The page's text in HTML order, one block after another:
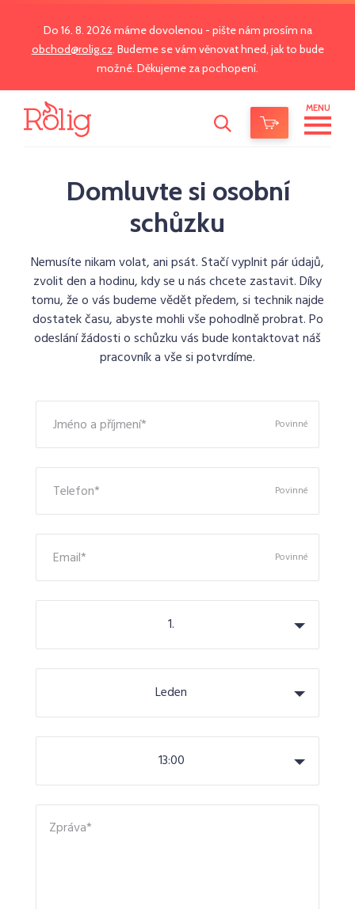
Do 16. 8. 2026 máme dovolenou - pište nám prosím na
obchod@rolig.cz. Budeme se vám věnovat hned, jak to bude
možné. Děkujeme za pochopení.
MENU
Domluvte si osobní
schůzku
Nemusíte nikam volat, ani psát. Stačí vyplnit pár údajů,
zvolit den a hodinu, kdy se u nás chcete zastavit. Díky
tomu, že o vás budeme vědět předem, si technik najde
dostatek času, abyste mohli vše pohodlně probrat. Po
odeslání žádosti o schůzku vás bude kontaktovat náš
pracovník a vše si potvrdíme.
Jméno a příjmení* Povinné
Telefon* Povinné
Email* Povinné
1.
Leden
13:00